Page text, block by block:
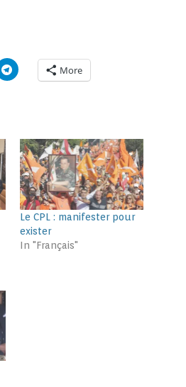
More
Le CPL : manifester pour
exister
In "Français"